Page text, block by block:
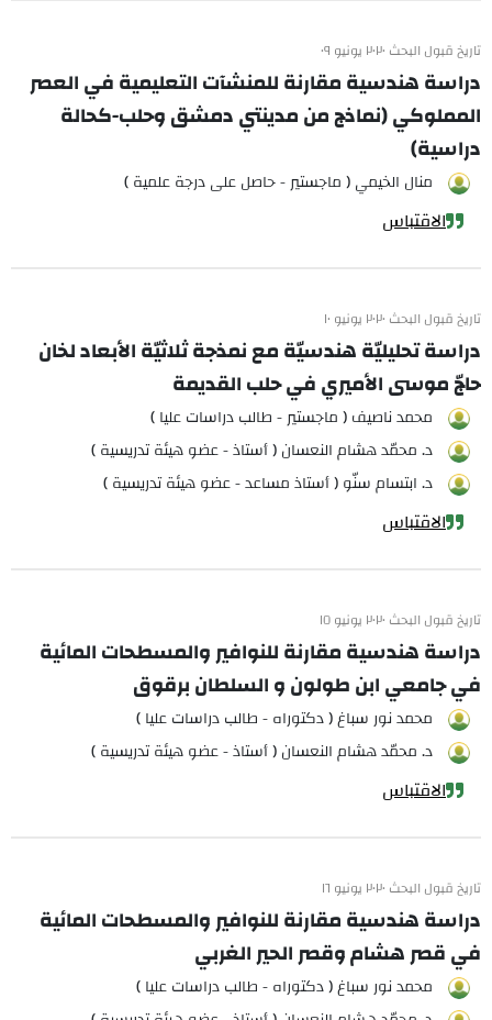
تاريخ قبول البحث ٢٠٢٠ يونيو ٠٩
دراسة هندسية مقارنة للمنشآت التعليمية في العصر
المملوكي (نماذج من مدينتي دمشق وحلب-كحالة
دراسية)
منال الخيمي ( ماجستير - حاصل على درجة علمية )
الاقتباس
تاريخ قبول البحث ٢٠٢٠ يونيو ١٠
دراسة تحليليّة هندسيّة مع نمذجة ثلاثيّة الأبعاد لخان
حاجّ موسى الأميري في حلب القديمة
محمد ناصيف ( ماجستير - طالب دراسات عليا )
د. محمّد هشام النعسان ( أستاذ - عضو هيئة تدريسية )
د. ابتسام سنّو ( أستاذ مساعد - عضو هيئة تدريسية )
الاقتباس
تاريخ قبول البحث ٢٠٢٠ يونيو ١٥
دراسة هندسية مقارنة للنوافير والمسطحات المائية
في جامعي ابن طولون و السلطان برقوق
محمد نور سباغ ( دكتوراه - طالب دراسات عليا )
د. محمّد هشام النعسان ( أستاذ - عضو هيئة تدريسية )
الاقتباس
تاريخ قبول البحث ٢٠٢٠ يونيو ١٦
دراسة هندسية مقارنة للنوافير والمسطحات المائية
في قصر هشام وقصر الحير الغربي
محمد نور سباغ ( دكتوراه - طالب دراسات عليا )